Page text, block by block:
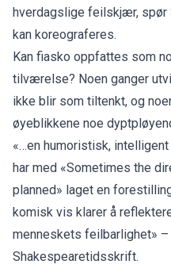
hverdagslige feilskjær, spør
kan koreograferes.
Kan fiasko oppfattes som
tilværelse? Noen ganger
ikke blir som tiltenkt, og
øyeblikkene noe
«…en humoristisk,
har med «Sometimes the
planned» laget en
komisk vis klarer å
menneskets feilbarlighet» –
Shakespearetidsskrift.